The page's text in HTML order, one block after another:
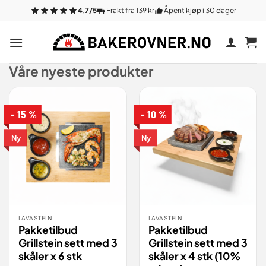
innhold
4,7/5 Frakt fra 139 kr Åpent kjøp i 30 dager
Våre nyeste produkter
- 15 %
Ny
LAVASTEIN
Pakketilbud
Grillstein sett med 3
skåler x 6 stk
- 10 %
Ny
LAVASTEIN
Pakketilbud
Grillstein sett med 3
skåler x 4 stk (10%